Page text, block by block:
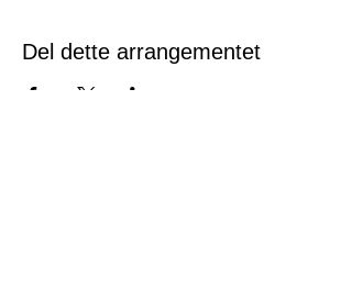
Del dette arrangementet